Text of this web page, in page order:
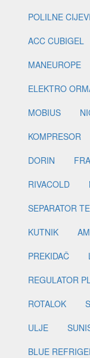
POLILNE CIJEVI
ACC CUBIGEL
MANEUROPE
ELEKTRO
MOBIUS
KOMPRESOR
DORIN
RIVACOLD
SEPARATOR
KUTNIK
PREKIDAČ
REGULATOR
ROTALOK
ULJE
BLUE